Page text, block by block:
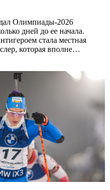
Олимпиады-2026
дней до ее начала.
стала местная
которая вполне…